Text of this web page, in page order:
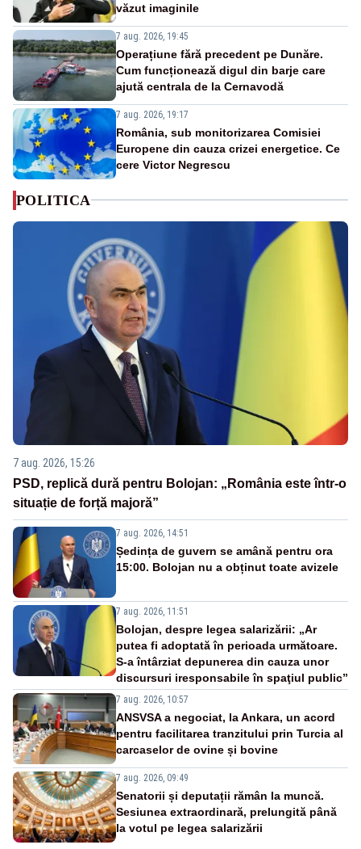
văzut imaginile
7 aug. 2026, 19:45
Operațiune fără precedent pe Dunăre.
Cum funcționează digul din barje care
ajută centrala de la Cernavodă
7 aug. 2026, 19:17
România, sub monitorizarea Comisiei
Europene din cauza crizei energetice. Ce
cere Victor Negrescu
POLITICA
7 aug. 2026, 15:26
PSD, replică dură pentru Bolojan: „România este într-o
situație de forță majoră”
7 aug. 2026, 14:51
Ședința de guvern se amână pentru ora
15:00. Bolojan nu a obținut toate avizele
7 aug. 2026, 11:51
Bolojan, despre legea salarizării: „Ar
putea fi adoptată în perioada următoare.
S-a întârziat depunerea din cauza unor
discursuri iresponsabile în spaţiul public”
7 aug. 2026, 10:57
ANSVSA a negociat, la Ankara, un acord
pentru facilitarea tranzitului prin Turcia al
carcaselor de ovine și bovine
7 aug. 2026, 09:49
Senatorii și deputații rămân la muncă.
Sesiunea extraordinară, prelungită până
la votul pe legea salarizării